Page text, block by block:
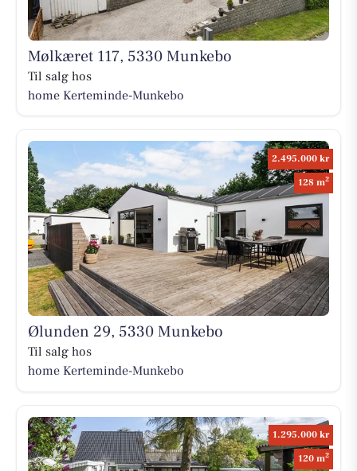
Mølkæret 117, 5330 Munkebo
Til salg hos
home Kerteminde-Munkebo
2.495.000 kr
128 m2
Ølunden 29, 5330 Munkebo
Til salg hos
home Kerteminde-Munkebo
1.295.000 kr
120 m2